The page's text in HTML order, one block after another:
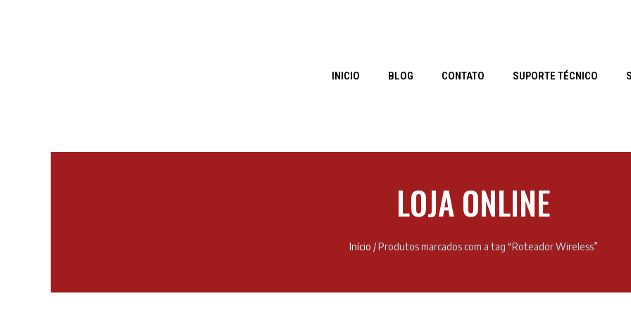
INICIO BLOG CONTATO SUPORTE TÉCNICO
LOJA ONLINE
Início / Produtos marcados com a tag “Roteador Wireless”